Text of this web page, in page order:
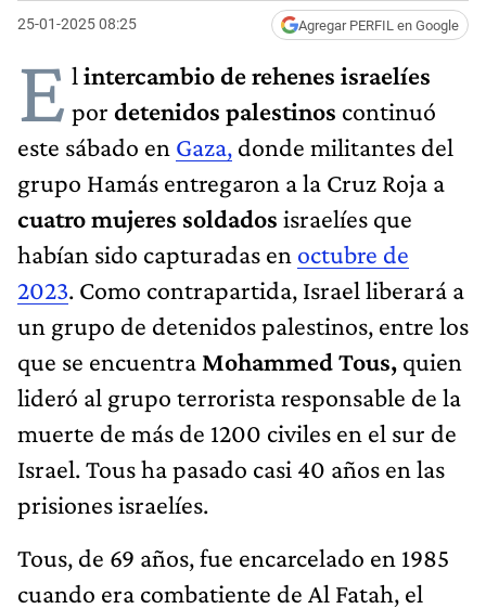
25-01-2025 08:25 Agregar PERFIL en Google
E l intercambio de rehenes israelíes
por detenidos palestinos continuó
este sábado en Gaza, donde militantes del
grupo Hamás entregaron a la Cruz Roja a
cuatro mujeres soldados israelíes que
habían sido capturadas en octubre de
2023. Como contrapartida, Israel liberará a
un grupo de detenidos palestinos, entre los
que se encuentra Mohammed Tous, quien
lideró al grupo terrorista responsable de la
muerte de más de 1200 civiles en el sur de
Israel. Tous ha pasado casi 40 años en las
prisiones israelíes.
Tous, de 69 años, fue encarcelado en 1985
cuando era combatiente de Al Fatah, el